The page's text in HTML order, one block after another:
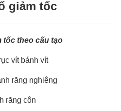
giảm tốc
tốc theo cấu tạo
vít bánh vít
răng nghiêng
răng côn